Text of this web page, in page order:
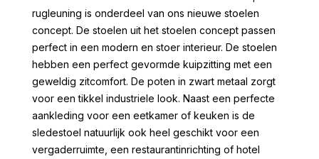
rugleuning is onderdeel van ons nieuwe stoelen
concept. De stoelen uit het stoelen concept passen
perfect in een modern en stoer interieur. De stoelen
hebben een perfect gevormde kuipzitting met een
geweldig zitcomfort. De poten in zwart metaal zorgt
voor een tikkel industriele look. Naast een perfecte
aankleding voor een eetkamer of keuken is de
sledestoel natuurlijk ook heel geschikt voor een
vergaderruimte, een restaurantinrichting of hotel